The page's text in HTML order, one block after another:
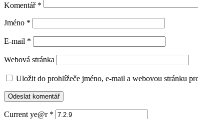
Komentář *
Jméno *
E-mail *
Webová stránka
Uložit do prohlížeče jméno, e-mail a webovou stránku
Current ye@r *